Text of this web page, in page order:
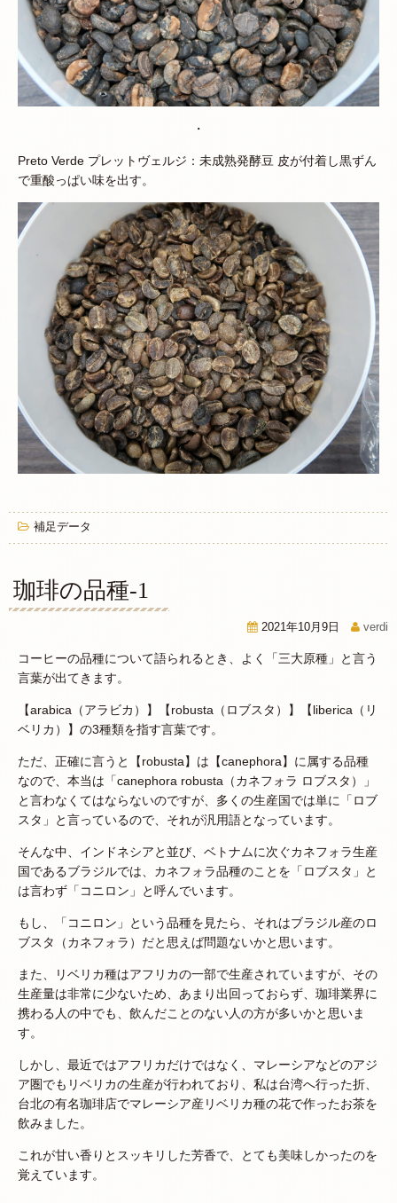
・
Preto Verde プレットヴェルジ：未成熟発酵豆 皮が付着し黒ずん
で重酸っぱい味を出す。
補足データ
珈琲の品種-1
2021年10月9日 verdi
コーヒーの品種について語られるとき、よく「三大原種」と言う
言葉が出てきます。
【arabica（アラビカ）】【robusta（ロブスタ）】【liberica（リ
ベリカ）】の3種類を指す言葉です。
ただ、正確に言うと【robusta】は【canephora】に属する品種
なので、本当は「canephora robusta（カネフォラ ロブスタ）」
と言わなくてはならないのですが、多くの生産国では単に「ロブ
スタ」と言っているので、それが汎用語となっています。
そんな中、インドネシアと並び、ベトナムに次ぐカネフォラ生産
国であるブラジルでは、カネフォラ品種のことを「ロブスタ」と
は言わず「コニロン」と呼んでいます。
もし、「コニロン」という品種を見たら、それはブラジル産のロ
ブスタ（カネフォラ）だと思えば問題ないかと思います。
また、リベリカ種はアフリカの一部で生産されていますが、その
生産量は非常に少ないため、あまり出回っておらず、珈琲業界に
携わる人の中でも、飲んだことのない人の方が多いかと思いま
す。
しかし、最近ではアフリカだけではなく、マレーシアなどのアジ
ア圏でもリベリカの生産が行われており、私は台湾へ行った折、
台北の有名珈琲店でマレーシア産リベリカ種の花で作ったお茶を
飲みました。
これが甘い香りとスッキリした芳香で、とても美味しかったのを
覚えています。